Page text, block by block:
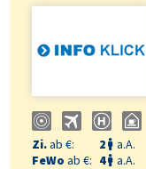
Zi.ab €: 2  a.A.
FeWo ab €: 4 a.A.